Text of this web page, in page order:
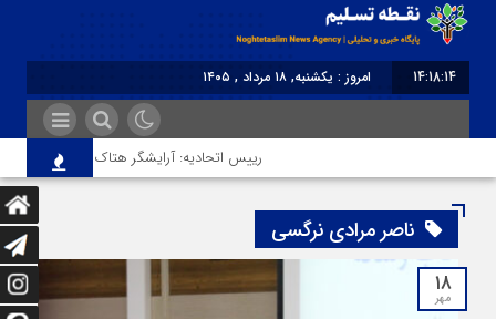
14:18:15
امروز : یکشنبه, ۱۸ مرداد , ۱۴۰۵
رییس اتحادیه: آرایشگر هتاک در قزوین عضو
ناصر مرادی نرگسی
۱۸
مهر